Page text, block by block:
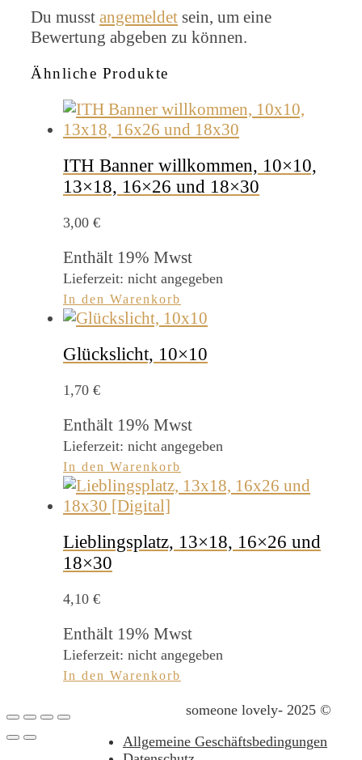
Du musst angemeldet sein, um eine
Bewertung abgeben zu können.
Ähnliche Produkte
ITH Banner willkommen, 10×10,
13×18, 16×26 und 18×30
3,00 €
Enthält 19% Mwst
Lieferzeit: nicht angegeben
In den Warenkorb
Glückslicht, 10×10
1,70 €
Enthält 19% Mwst
Lieferzeit: nicht angegeben
In den Warenkorb
Lieblingsplatz, 13×18, 16×26 und
18×30
4,10 €
Enthält 19% Mwst
Lieferzeit: nicht angegeben
In den Warenkorb
someone lovely- 2025 ©
Allgemeine Geschäftsbedingungen